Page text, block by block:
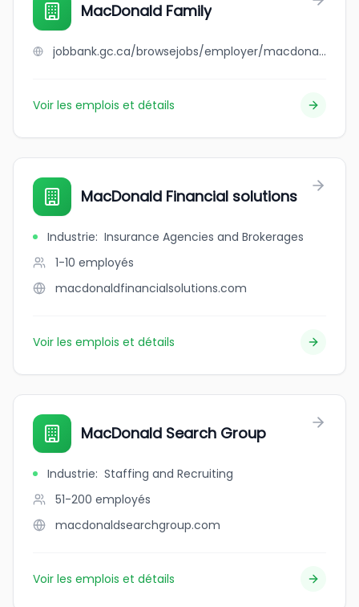
MacDonald Family
jobbank.gc.ca/browsejobs/employer/macdonald+family/ca
Voir les emplois et détails
MacDonald Financial solutions
Industrie: Insurance Agencies and Brokerages
1-10 employés
macdonaldfinancialsolutions.com
Voir les emplois et détails
MacDonald Search Group
Industrie: Staffing and Recruiting
51-200 employés
macdonaldsearchgroup.com
Voir les emplois et détails